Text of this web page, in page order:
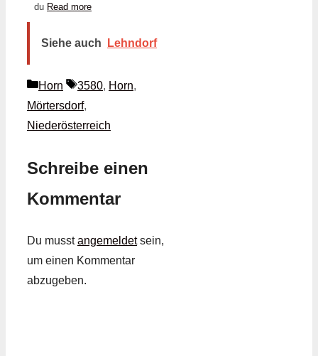
du Read more
Siehe auch Lehndorf
Kategorien
Horn Schlagwörter
3580, Horn,
Mörtersdorf,
Niederösterreich
Schreibe einen
Kommentar
Du musstangemeldetsein,
um einen Kommentar
abzugeben.